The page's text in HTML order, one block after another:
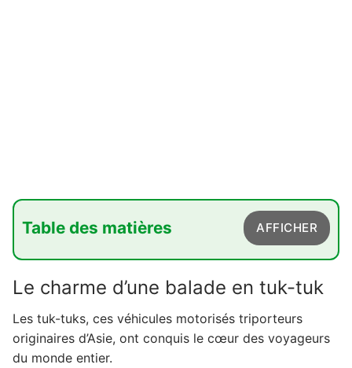
Table des matières AFFICHER
2. Une immersion dans les quartiers historiques
3. Découverte des monuments emblématiques
4. Anécdotes surprenantes à chaque arrêt
Le charme d’une balade en tuk-tuk
Les tuk-tuks, ces véhicules motorisés triporteurs
originaires d’Asie, ont conquis le cœur des voyageurs
du monde entier.